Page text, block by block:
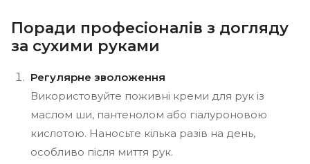
Поради професіоналів з догляду
за сухими руками
Регулярне зволоження
Використовуйте поживні креми для рук із
маслом ши, пантенолом або гіалуроновою
кислотою. Наносьте кілька разів на день,
особливо після миття рук.